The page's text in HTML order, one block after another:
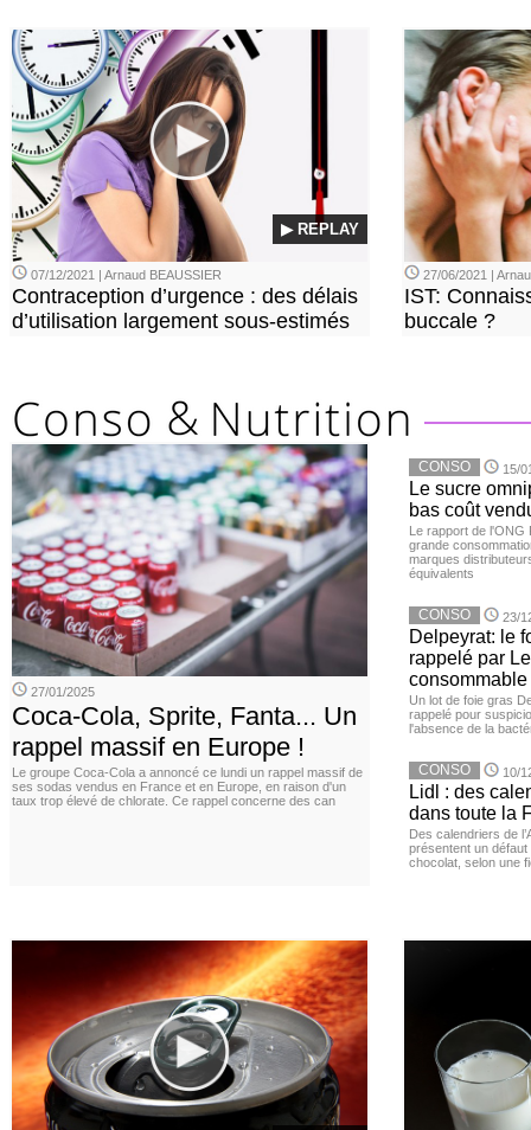
▶ REPLAY
07/12/2021 | Arnaud BEAUSSIER
Contraception d’urgence : des délais
d’utilisation largement sous-estimés
27/06/2021 |
IST:
buccale ?
27/01/2025
Coca-Cola, Sprite, Fanta... Un
rappel massif en Europe !
Le groupe Coca-Cola a annoncé ce lundi un rappel massif de
ses sodas vendus en France et en Europe, en raison d'un
taux trop élevé de chlorate. Ce rappel concerne des can
CONSO 15/
Le sucre
bas coût
Le rapport de l'ONG
grande
marques
équivalents
CONSO 23/
Delpeyrat: le
rappelé par
consommable
Un lot de foie gras
rappelé pour
l'absence de la
CONSO 10/
Lidl : des
dans toute la
Des calendriers de
présentent un défaut
chocolat, selon une